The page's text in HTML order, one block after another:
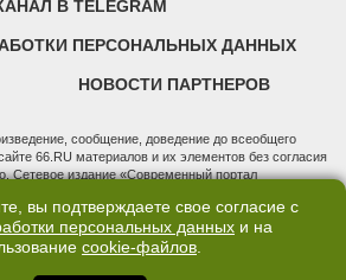
В TELEGRAM
ПЕРСОНАЛЬНЫХ ДАННЫХ
НОВОСТИ ПАРТНЕРОВ
сообщение, доведение до всеобщего
66.RU материалов и их элементов без согласия
Сетевое издание «Современный портал
технологий и массовых коммуникаций
номер ЭЛ № ФС 77 - 76634 от 02.09.2019
ответственностью "66.ру". Юридический
вы подтверждаете свое согласие с
персональных данных и на
cookie-файлов.